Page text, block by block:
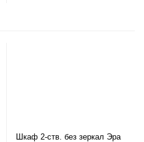
Шкаф 2-ств. без зеркал Эра